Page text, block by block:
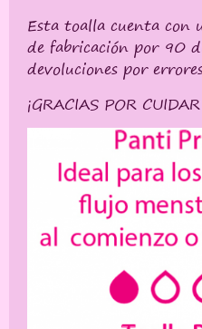
Esta toalla cuenta con
de fabricación por 90
devoluciones por
¡GRACIAS POR